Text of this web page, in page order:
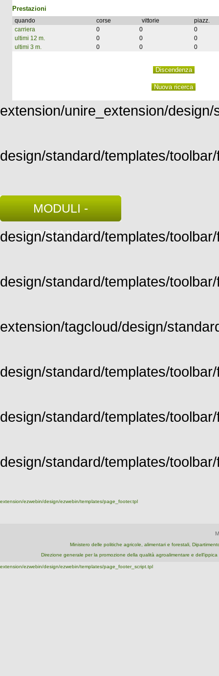
Prestazioni
quando corse vittorie
piazz.
carriera
0 0
0
ultimi 12 m.
0 0
0
ultimi 3 m.
0 0 0
extension/unire_extension/
design/standard/templates/
MODULI -
DOCUMENTI
design/standard/templates/
design/standard/templates/
extension/tagcloud/design/
design/standard/templates/
design/standard/templates/
design/standard/templates/
extension/ezwebin/design/ezwebin/templates/page_footer.tpl
Ministero delle politiche agricole, alimentari e forestali,
Direzione generale per la promozione della qualità agroalimentare e
extension/ezwebin/design/ezwebin/templates/page_footer_script.tpl